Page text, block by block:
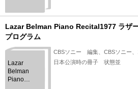
Lazar Belman Piano Recital1977 ラザ
プログラム
Lazar
Belman
Piano
CBSソニー 編集、CBSソニー、
日本公演時の冊子 状態並